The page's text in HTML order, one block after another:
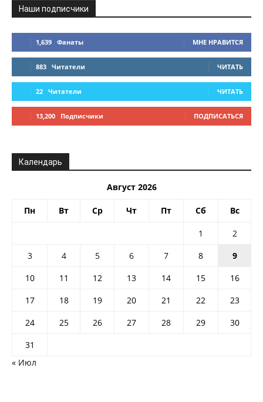
Наши подписчики
1,639 Фанаты МНЕ НРАВИТСЯ
883 Читатели ЧИТАТЬ
22 Читатели ЧИТАТЬ
13,200 Подписчики ПОДПИСАТЬСЯ
Календарь
Август 2026
Пн Вт Ср Чт Пт Сб Вс
1
2
3
4 5 6 7 8
9
10
11 12 13 14 15
16
17
18 19 20 21 22
23
24
25 26 27 28 29
30
31
« Июл